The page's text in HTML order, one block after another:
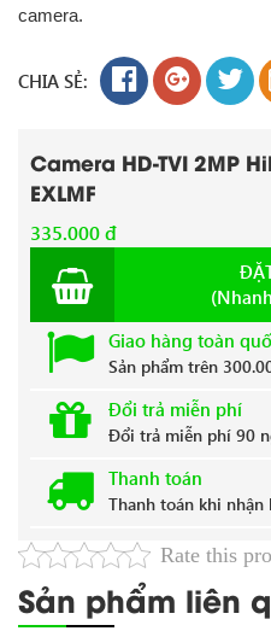
camera.
CHIA SẺ:
Camera HD-TVI 2MP
EXLMF
335.000 đ
Giao hàng toàn
Sản phẩm trên
Đổi trả miễn phí
Đổi trả miễn phí 90
Thanh toán
Thanh toán khi nhận
Rate this
Sản phẩm liên